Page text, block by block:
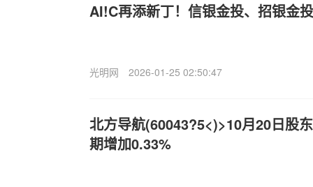
AI!C再添新丁！信银金投、招银金
光明网 2026-01-25 02:50:47
北方导航(60043?5<)>10月20日股
期增加0.33%